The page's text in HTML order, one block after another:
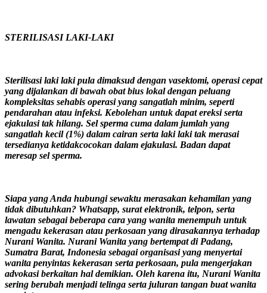
STERILISASI LAKI-LAKI
Sterilisasi laki laki pula dimaksud dengan vasektomi, operasi cepat
yang dijalankan di bawah obat bius lokal dengan peluang
kompleksitas sehabis operasi yang sangatlah minim, seperti
pendarahan atau infeksi. Kebolehan untuk dapat ereksi serta
ejakulasi tak hilang. Sel sperma cuma dalam jumlah yang
sangatlah kecil (1%) dalam cairan serta laki laki tak merasai
tersedianya ketidakcocokan dalam ejakulasi. Badan dapat
meresap sel sperma.
Siapa yang Anda hubungi sewaktu merasakan kehamilan yang
tidak dibutuhkan? Whatsapp, surat elektronik, telpon, serta
lawatan sebagai beberapa cara yang wanita menempuh untuk
mengadu kekerasan atau perkosaan yang dirasakannya terhadap
Nurani Wanita. Nurani Wanita yang bertempat di Padang,
Sumatra Barat, Indonesia sebagai organisasi yang menyertai
wanita penyintas kekerasan serta perkosaan, pula mengerjakan
advokasi berkaitan hal demikian. Oleh karena itu, Nurani Wanita
sering berubah menjadi telinga serta juluran tangan buat wanita